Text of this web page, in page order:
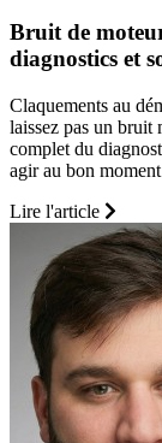
Bruit de
diagnostics et
Claquements au
laissez pas un bruit
complet du
agir au bon
Lire l'article